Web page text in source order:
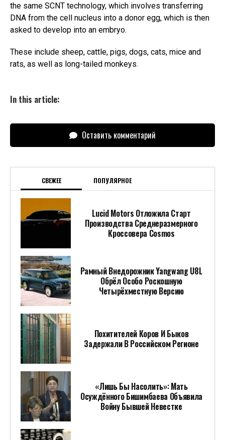
the same SCNT technology, which involves transferring
DNA from the cell nucleus into a donor egg, which is then
asked to develop into an embryo.
These include sheep, cattle, pigs, dogs, cats, mice and
rats, as well as long-tailed monkeys.
In this article:
Оставить комментарий
СВЕЖЕЕ ПОПУЛЯРНОЕ
Lucid Motors Отложила Старт
Производства Среднеразмерного
Кроссовера Cosmos
Рамный Внедорожник Yangwang U8L
Обрёл Особо Роскошную
Четырёхместную Версию
Похитителей Коров И Быков
Задержали В Российском Регионе
«Лишь Бы Насолить»: Мать
Осуждённого Бишимбаева Объявила
Войну Бывшей Невестке